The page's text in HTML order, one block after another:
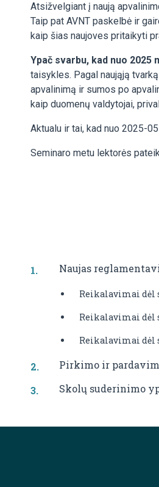
Atsižvelgiant į naują
Taip pat AVNT paskelbė ir
kaip šias naujoves pritaikyti
Ypač svarbu, kad nuo 2025
taisykles. Pagal naująją
apvalinimą ir sumos po
kaip duomenų valdytojai,
Aktualu ir tai, kad nuo 2025-
Seminaro metu lektorės
Naujas
Reikalavimai dėl
Reikalavimai dėl
Reikalavimai dėl
Pirkimo ir
Skolų suderinimo